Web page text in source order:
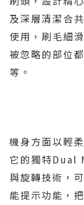
及深層清潔合
使用，刷毛細
被忽略的部位
等。
機身方面以輕
它的獨特Dual
與旋轉技術，
能提示功能，